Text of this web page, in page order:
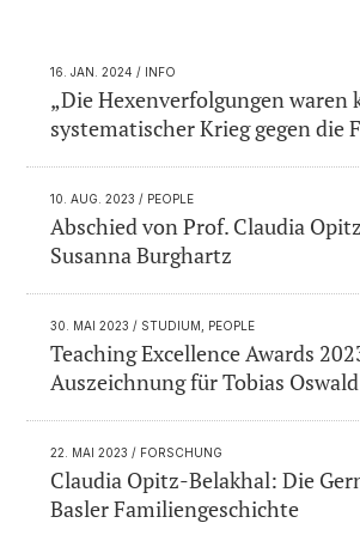
16. JAN. 2024 / INFO
„Die Hexenverfolgungen waren
systematischer Krieg gegen die
10. AUG. 2023 / PEOPLE
Abschied von Prof. Claudia
Susanna Burghartz
30. MAI 2023 / STUDIUM, PEOPLE
Teaching Excellence Awards
Auszeichnung für Tobias Oswald
22. MAI 2023 / FORSCHUNG
Claudia Opitz-Belakhal: Die
Basler Familiengeschichte